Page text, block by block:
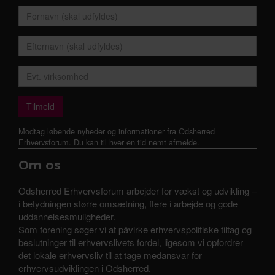
Modtag løbende nyheder og informationer fra Odsherred
Erhvervsforum. Du kan til hver en tid nemt afmelde.
Om os
Odsherred Erhvervsforum arbejder for vækst og udvikling –
i betydningen større omsætning, flere i arbejde og gode
uddannelsesmuligheder.
Som forening søger vi at påvirke erhvervspolitiske tiltag og
beslutninger til erhvervslivets fordel, ligesom vi opfordrer
det lokale erhvervsliv til at tage medansvar for
erhvervsudviklingen i Odsherred.